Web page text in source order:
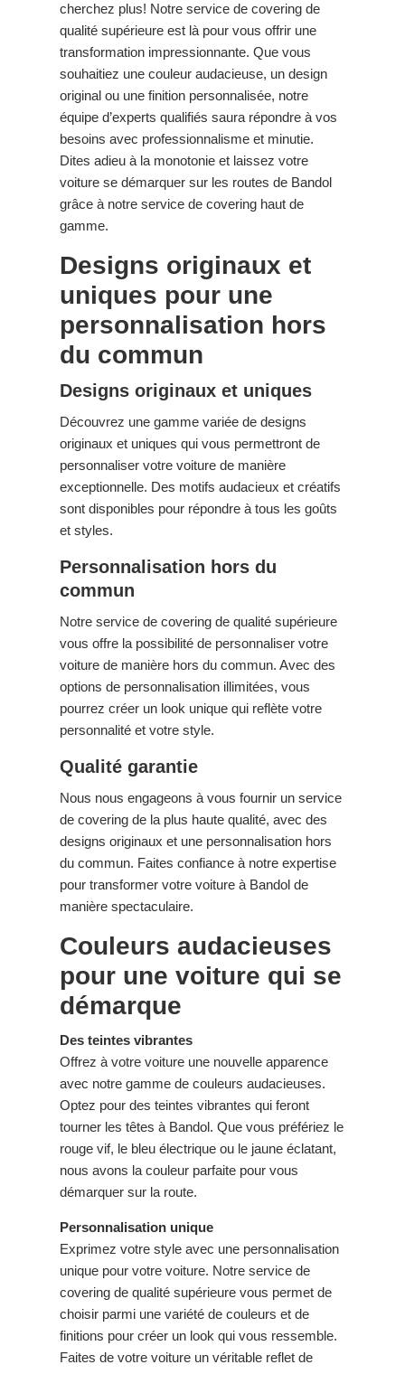
cherchez plus! Notre service de covering de
qualité supérieure est là pour vous offrir une
transformation impressionnante. Que vous
souhaitiez une couleur audacieuse, un design
original ou une finition personnalisée, notre
équipe d’experts qualifiés saura répondre à vos
besoins avec professionnalisme et minutie.
Dites adieu à la monotonie et laissez votre
voiture se démarquer sur les routes de Bandol
grâce à notre service de covering haut de
gamme.
Designs originaux et
uniques pour une
personnalisation hors
du commun
Designs originaux et uniques
Découvrez une gamme variée de designs
originaux et uniques qui vous permettront de
personnaliser votre voiture de manière
exceptionnelle. Des motifs audacieux et créatifs
sont disponibles pour répondre à tous les goûts
et styles.
Personnalisation hors du
commun
Notre service de covering de qualité supérieure
vous offre la possibilité de personnaliser votre
voiture de manière hors du commun. Avec des
options de personnalisation illimitées, vous
pourrez créer un look unique qui reflète votre
personnalité et votre style.
Qualité garantie
Nous nous engageons à vous fournir un service
de covering de la plus haute qualité, avec des
designs originaux et une personnalisation hors
du commun. Faites confiance à notre expertise
pour transformer votre voiture à Bandol de
manière spectaculaire.
Couleurs audacieuses
pour une voiture qui se
démarque
Des teintes vibrantes
Offrez à votre voiture une nouvelle apparence
avec notre gamme de couleurs audacieuses.
Optez pour des teintes vibrantes qui feront
tourner les têtes à Bandol. Que vous préfériez le
rouge vif, le bleu électrique ou le jaune éclatant,
nous avons la couleur parfaite pour vous
démarquer sur la route.
Personnalisation unique
Exprimez votre style avec une personnalisation
unique pour votre voiture. Notre service de
covering de qualité supérieure vous permet de
choisir parmi une variété de couleurs et de
finitions pour créer un look qui vous ressemble.
Faites de votre voiture un véritable reflet de